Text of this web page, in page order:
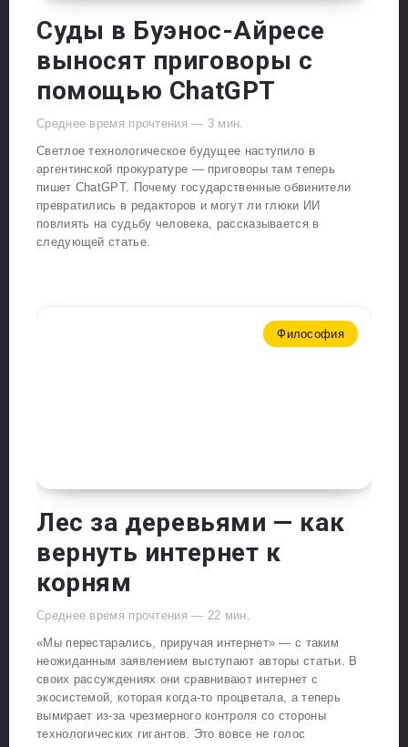
Суды в Буэнос-Айресе
выносят приговоры с
помощью ChatGPT
Среднее время прочтения — 3 мин.
Светлое технологическое будущее наступило в
аргентинской прокуратуре — приговоры там теперь
пишет ChatGPT. Почему государственные обвинители
превратились в редакторов и могут ли глюки ИИ
повлиять на судьбу человека, рассказывается в
следующей статье.
Философия
Лес за деревьями — как
вернуть интернет к
корням
Среднее время прочтения — 22 мин.
«Мы перестарались, приручая интернет» — с таким
неожиданным заявлением выступают авторы статьи. В
своих рассуждениях они сравнивают интернет с
экосистемой, которая когда-то процветала, а теперь
вымирает из-за чрезмерного контроля со стороны
технологических гигантов. Это вовсе не голос